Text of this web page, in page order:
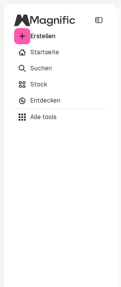
Erstellen
Startseite
Suchen
Stock
Entdecken
Alle tools